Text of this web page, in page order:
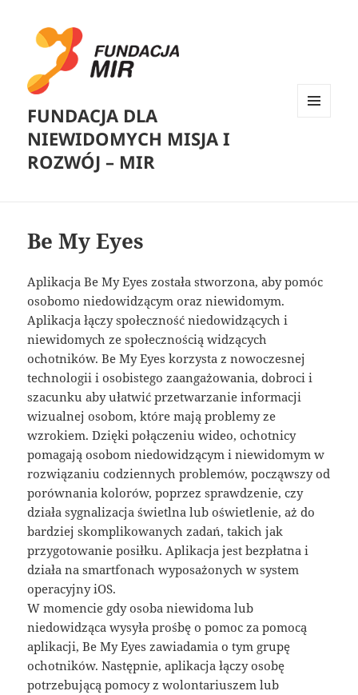
FUNDACJA DLA
NIEWIDOMYCH MISJA I
ROZWÓJ – MIR
Be My Eyes
Aplikacja Be My Eyes została stworzona, aby pomóc
osobomo niedowidzącym oraz niewidomym.
Aplikacja łączy społeczność niedowidzących i
niewidomych ze społecznością widzących
ochotników. Be My Eyes korzysta z nowoczesnej
technologii i osobistego zaangażowania, dobroci i
szacunku aby ułatwić przetwarzanie informacji
wizualnej osobom, które mają problemy ze
wzrokiem. Dzięki połączeniu wideo, ochotnicy
pomagają osobom niedowidzącym i niewidomym w
rozwiązaniu codziennych problemów, począwszy od
porównania kolorów, poprzez sprawdzenie, czy
działa sygnalizacja świetlna lub oświetlenie, aż do
bardziej skomplikowanych zadań, takich jak
przygotowanie posiłku. Aplikacja jest bezpłatna i
działa na smartfonach wyposażonych w system
operacyjny iOS.
W momencie gdy osoba niewidoma lub
niedowidząca wysyła prośbę o pomoc za pomocą
aplikacji, Be My Eyes zawiadamia o tym grupę
ochotników. Następnie, aplikacja łączy osobę
potrzebującą pomocy z wolontariuszem lub